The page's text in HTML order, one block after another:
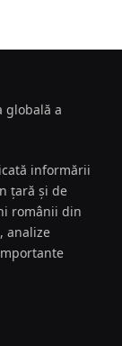
globală a
informării
țară și de
românii din
analize